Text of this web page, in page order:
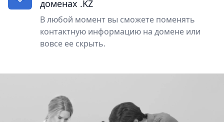
доменах .KZ
В любой момент вы сможете поменять
контактную информацию на домене или
вовсе ее скрыть.